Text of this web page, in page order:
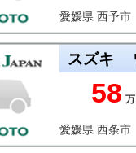
愛媛県 西予市
スズキ
58
愛媛県 西条市